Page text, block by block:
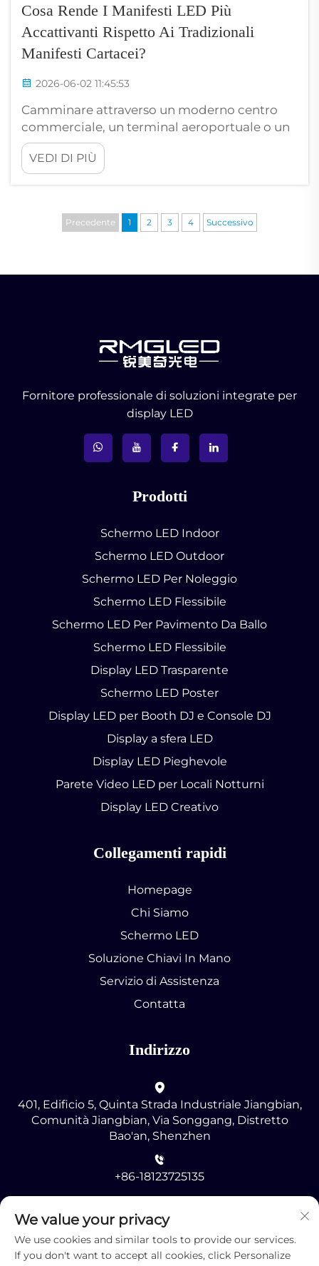
Cosa Rende I Manifesti LED Più
Accattivanti Rispetto Ai Tradizionali
Manifesti Cartacei?
2026-06-02 11:45:53
Camminare attraverso un moderno centro
commerciale, un terminal aeroportuale o un
affollato distretto al dettaglio rivela una
feroce battaglia per attirare l’attenzione dei
consumatori. I passanti sono costantemente
rendendo estremamente difficile per i marchi
indipendenti distinguersi...
VEDI DI PIÙ
Precedente 1 2 3 4 Successivo
Fornitore professionale di soluzioni integrate per
display LED
Prodotti
Schermo LED Indoor
Schermo LED Outdoor
Schermo LED Per Noleggio
Schermo LED Flessibile
Schermo LED Per Pavimento Da Ballo
Schermo LED Flessibile
Display LED Trasparente
Schermo LED Poster
Display LED per Booth DJ e Console DJ
Display a sfera LED
Display LED Pieghevole
Parete Video LED per Locali Notturni
Display LED Creativo
Collegamenti rapidi
Homepage
Chi Siamo
Schermo LED
Soluzione Chiavi In Mano
Servizio di Assistenza
Contatta
Indirizzo
401, Edificio 5, Quinta Strada Industriale Jiangbian,
Comunità Jiangbian, Via Songgang, Distretto
Bao'an, Shenzhen
+86-18123725135
[email protected]
We value your privacy
We use cookies and similar tools to provide our services.
If you don't want to accept all cookies, click Personalize